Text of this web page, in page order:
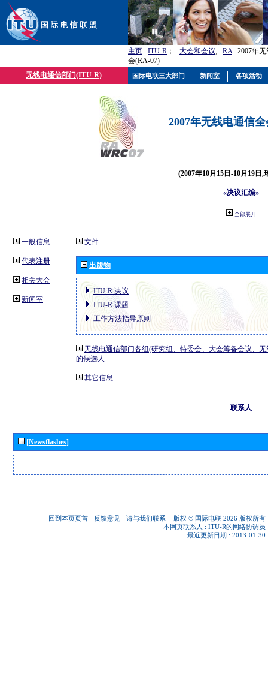
主页 : ITU-R ； : 大会和会议; : RA: 2007年
会(RA-07)
无线电通信部门(ITU-R)
2007年无线电通信
(2007年10月15日-10月19日,
«决议汇编»
全部展开
一般信息
代表注册
相关大会
新闻室
文件
出版物
ITU-R 决议
ITU-R 课题
工作方法指导原则
无线电通信部门各组(研究组、特委会、大会筹备会议、
的候选人
其它信息
联系人
[Newsflashes]
回到本页页首 - 反馈意见 - 请与我们联系 - 版权 © 国际电联 2026 版权所有
本网页联系人 : ITU-R的网络协调员
最近更新日期 : 2013-01-30
国际电联三大部门 新闻室 各项活动